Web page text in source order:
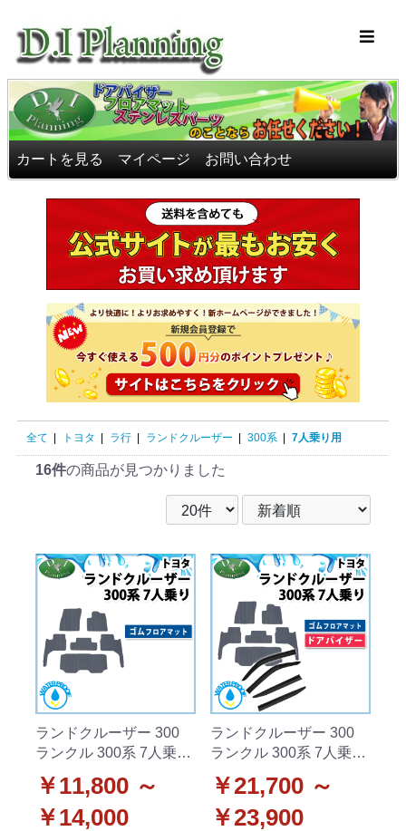
カートを見る マイページ お問い合わせ
全て | トヨタ | ラ行 | ランドクルーザー | 300系 | 7人乗り用
16件の商品が見つかりました
ランドクルーザー 300
ランクル 300系 7人乗り
マット ラバータイプ 社
外新品
￥11,800 ～
￥14,000
ランドクルーザー 300
ランクル 300系 7人乗り
マット & ドアバイザー
ラバータイプ 社外新品
￥21,700 ～
￥23,900